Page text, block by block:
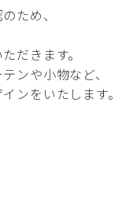
ため、
だきます。
ンや小物など、
ンをいたします。